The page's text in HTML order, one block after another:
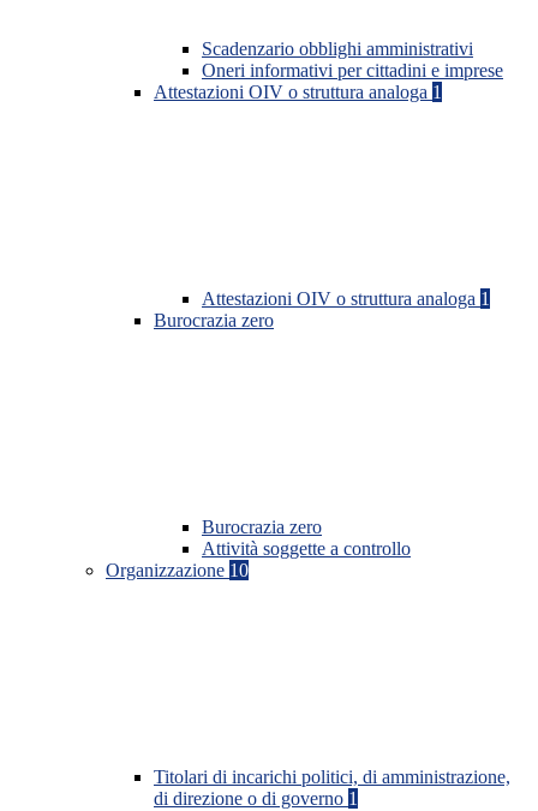
Scadenzario obblighi amministrativi
Oneri informativi per cittadini e imprese
Attestazioni OIV o struttura analoga 1
Attestazioni OIV o struttura analoga 1
Burocrazia zero
Burocrazia zero
Attività soggette a controllo
Organizzazione 10
Titolari di incarichi politici, di amministrazione,
di direzione o di governo 1